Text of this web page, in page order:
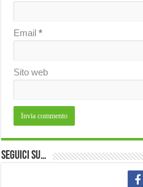
Email*
Sito web
Seguici su…